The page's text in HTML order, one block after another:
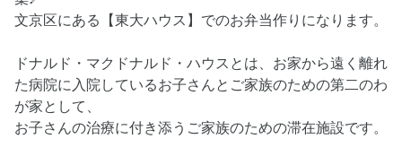
文京区にある【東大ハウス】でのお弁当作りになります。
ドナルド・マクドナルド・ハウスとは、お家から遠く離れ
た病院に入院しているお子さんとご家族のための第二のわ
が家として、
お子さんの治療に付き添うご家族のための滞在施設です。